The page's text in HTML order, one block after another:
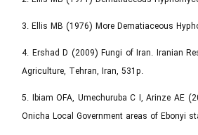
3. Ellis MB (1976) More Dematiaceous
4. Ershad D (2009) Fungi of Iran. Iranian
Agriculture, Tehran, Iran, 531p.
5. Ibiam OFA, Umechuruba C I, Arinze AE
Onicha Local Government areas of Ebonyi